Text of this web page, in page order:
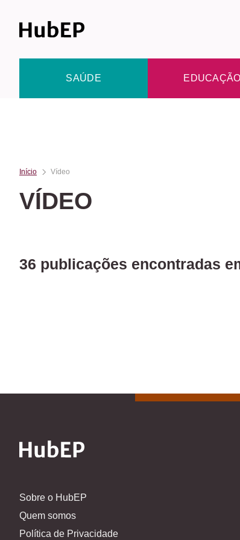
content
SAÚDE EDUCAÇÃO
Início Vídeo
VÍDEO
36 publicações encontradas
Sobre o HubEP
Quem somos
Política de Privacidade